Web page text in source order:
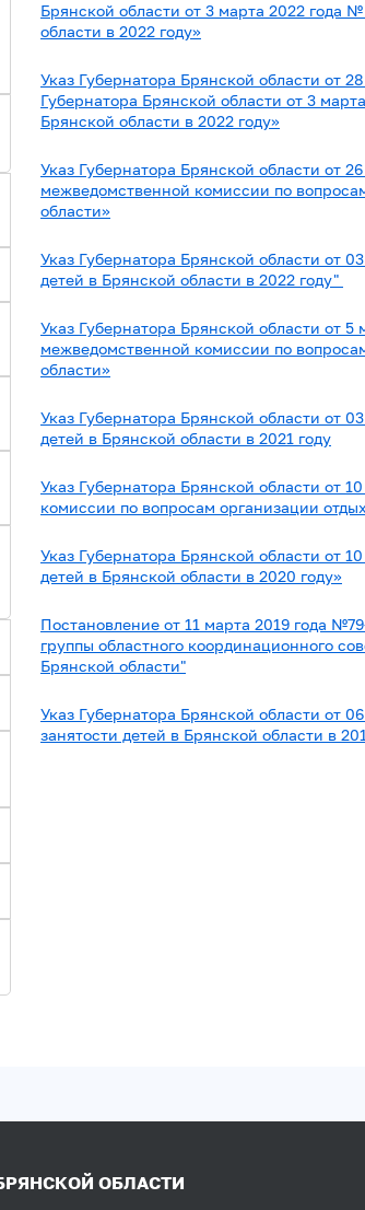
Брянской области от 3 марта 2022 года
области в 2022 году»
Указ Губернатора Брянской области от
Губернатора Брянской области от 3
Брянской области в 2022 году»
Указ Губернатора Брянской области от
межведомственной комиссии по
области»
Указ Губернатора Брянской области от
детей в Брянской области в 2022 году"
Указ Губернатора Брянской области от
межведомственной комиссии по
области»
Указ Губернатора Брянской области от
детей в Брянской области в 2021 году
Указ Губернатора Брянской области от
комиссии по вопросам организации
Указ Губернатора Брянской области от
детей в Брянской области в 2020 году»
Постановление от 11 марта 2019 года
группы областного координационного
Брянской области"
Указ Губернатора Брянской области от
занятости детей в Брянской области в
ОБЛАСТИ